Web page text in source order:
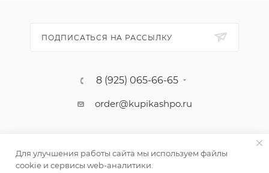
ПОДПИСАТЬСЯ НА РАССЫЛКУ
8 (925) 065-66-65
order@kupikashpo.ru
Для улучшения работы сайта мы используем файлы
cookie и сервисы web-аналитики.